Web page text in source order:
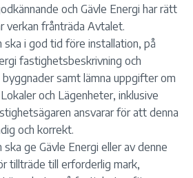
och Gävle Energi har rätt
verkan frånträda Avtalet.
ska i god tid före installation, på
fastighetsbeskrivning och
samt lämna uppgifter om
och Lägenheter, inklusive
ansvarar för att denna
och korrekt.
ge Gävle Energi eller av denne
tillträde till erforderlig mark,